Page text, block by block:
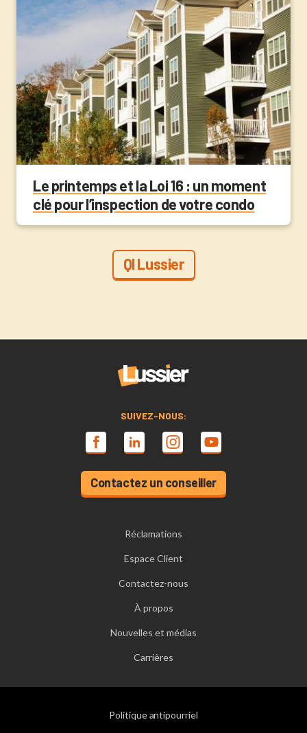
Le printemps et la Loi 16 : un moment
clé pour l’inspection de votre condo
QI Lussier
SUIVEZ-NOUS:
Contactez un conseiller
Réclamations
Espace Client
Contactez-nous
À propos
Nouvelles et médias
Carrières
Politique antipourriel